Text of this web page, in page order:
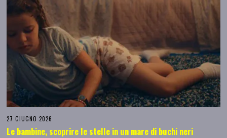
27 GIUGNO 2026
Le bambine, scoprire le stelle in un mare di buchi neri